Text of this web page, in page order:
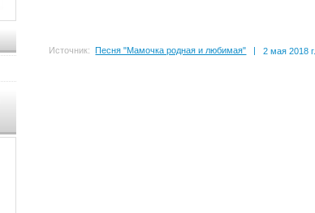
Источник: Песня "Мамочка родная и любимая" | 2 мая 2018 г.